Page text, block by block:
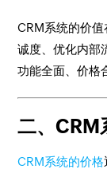
CRM系统的价
诚度、优化内部
功能全面、价格
二、CRM
CRM系统的价格